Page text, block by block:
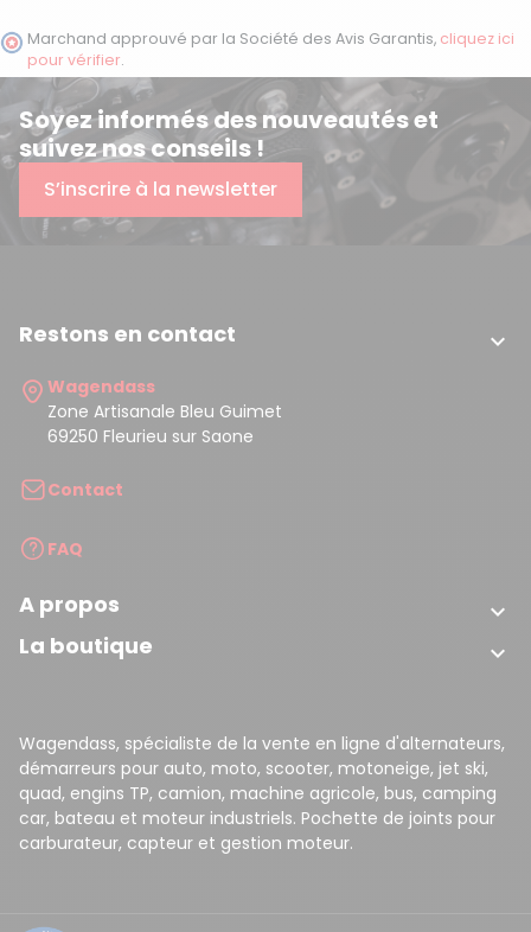
Marchand approuvé par la Société des Avis Garantis, cliquez ici
pour vérifier.
Soyez informés des nouveautés et
suivez nos conseils !
S’inscrire à la newsletter
Restons en contact 
Wagendass
Zone Artisanale Bleu Guimet
69250 Fleurieu sur Saone
Contact
FAQ
A propos 
La boutique 
Wagendass, spécialiste de la vente en ligne d'alternateurs,
démarreurs pour auto, moto, scooter, motoneige, jet ski,
quad, engins TP, camion, machine agricole, bus, camping
car, bateau et moteur industriels. Pochette de joints pour
carburateur, capteur et gestion moteur.